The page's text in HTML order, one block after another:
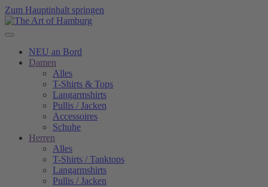
Zum Hauptinhalt springen
NEU an Bord
Damen
Alles
T-Shirts & Tops
Langarmshirts
Pullis / Jacken
Accessoires
Schuhe
Herren
Alles
T-Shirts / Tanktops
Langarmshirts
Pullis / Jacken